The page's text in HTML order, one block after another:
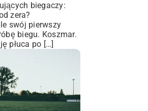
biegaczy:
zera?
swój pierwszy
biegu. Koszmar.
płuca po […]